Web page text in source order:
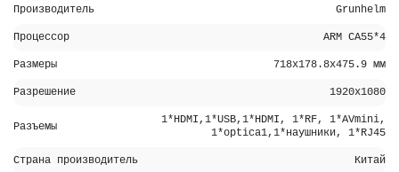
Производитель Grunhelm
Процессор ARM CA55*4
Размеры 718x178.8x475.9 мм
Разрешение 1920х1080
Разъемы
1*HDMI,1*USB,1*HDMI, 1*RF, 1*AVmini,
1*optica1,1*наушники, 1*RJ45
Страна производитель Китай